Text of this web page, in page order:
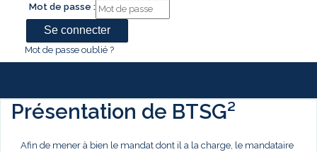
Mot de passe :
Mot de passe oublié ?
Présentation de BTSG²
Afin de mener à bien le mandat dont il a la charge, le mandataire